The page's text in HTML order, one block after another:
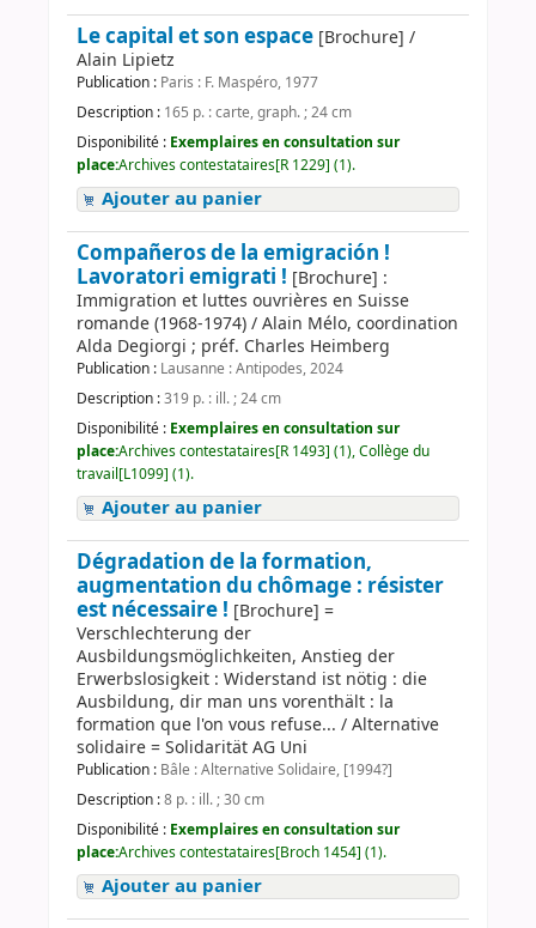
Le capital et son espace [Brochure] /
Alain Lipietz
Publication : Paris : F. Maspéro, 1977
Description : 165 p. : carte, graph. ; 24 cm
Disponibilité : Exemplaires en consultation sur
place:Archives contestataires[R 1229] (1).
Ajouter au panier
Compañeros de la emigración !
Lavoratori emigrati ! [Brochure] :
Immigration et luttes ouvrières en Suisse
romande (1968-1974) / Alain Mélo, coordination
Alda Degiorgi ; préf. Charles Heimberg
Publication : Lausanne : Antipodes, 2024
Description :319 p. : ill. ; 24 cm
Disponibilité : Exemplaires en consultation sur
place:Archives contestataires[R 1493] (1), Collège du
travail[L1099] (1).
Ajouter au panier
Dégradation de la formation,
augmentation du chômage : résister
est nécessaire ! [Brochure] =
Verschlechterung der
Ausbildungsmöglichkeiten, Anstieg der
Erwerbslosigkeit : Widerstand ist nötig : die
Ausbildung, dir man uns vorenthält : la
formation que l'on vous refuse... / Alternative
solidaire = Solidarität AG Uni
Publication : Bâle : Alternative Solidaire, [1994?]
Description :8 p. : ill. ; 30 cm
Disponibilité : Exemplaires en consultation sur
place:Archives contestataires[Broch 1454] (1).
Ajouter au panier